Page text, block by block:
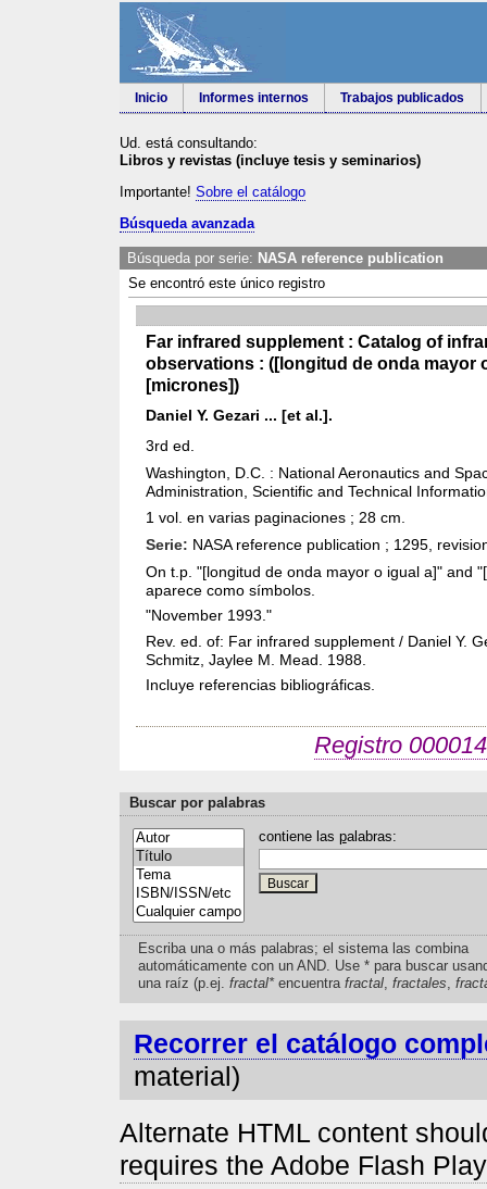
Inicio Informes internos Trabajos publicados
Ud. está consultando:
Libros y revistas (incluye tesis y seminarios)
Importante! Sobre el catálogo
Búsqueda avanzada
Búsqueda por serie: NASA reference publication
Se encontró este único registro
Far infrared supplement : Catalog of
observations : ([longitud de onda mayor
[micrones])
Daniel Y. Gezari ... [et al.].
3rd ed.
Washington, D.C. : National Aeronautics and
Administration, Scientific and Technical
1 vol. en varias paginaciones ; 28 cm.
Serie: NASA reference publication ; 1295,
On t.p. "[longitud de onda mayor o igual a]" and
aparece como símbolos.
"November 1993."
Rev. ed. of: Far infrared supplement / Daniel Y.
Schmitz, Jaylee M. Mead. 1988.
Incluye referencias bibliográficas.
Registro 000014
Buscar por palabras
contiene las palabras:
Escriba una o más palabras; el sistema las combina
automáticamente con un AND. Use * para buscar
una raíz (p.ej. fractal*encuentra fractal, fractales,
Recorrer el catálogo
material)
Alternate HTML content
requires the Adobe Flash